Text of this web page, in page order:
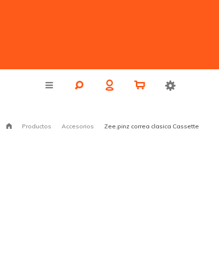
Productos Accesorios Zee.pinz correa clasica Cassette